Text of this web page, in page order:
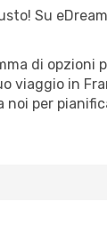
Su
di opzioni
viaggio in
noi per